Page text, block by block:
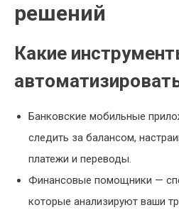
решений
Какие
Банковские мобильные
следить за балансом,
платежи и переводы.
Финансовые помощники —
которые анализируют ваши